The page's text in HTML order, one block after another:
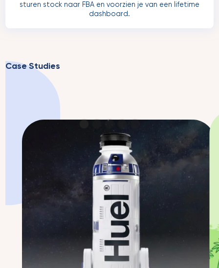
sturen stock naar FBA en voorzien je van een lifetime
dashboard.
Case Studies